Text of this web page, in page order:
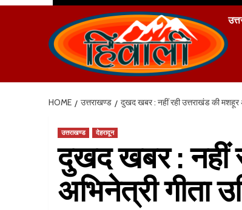
HOME उत्तराखण्ड दुखद खबर : नहीं रही उत्तराखंड की मशहूर
उत्तराखण्ड देहरादून
दुखद खबर : नहीं
अभिनेत्री गीता